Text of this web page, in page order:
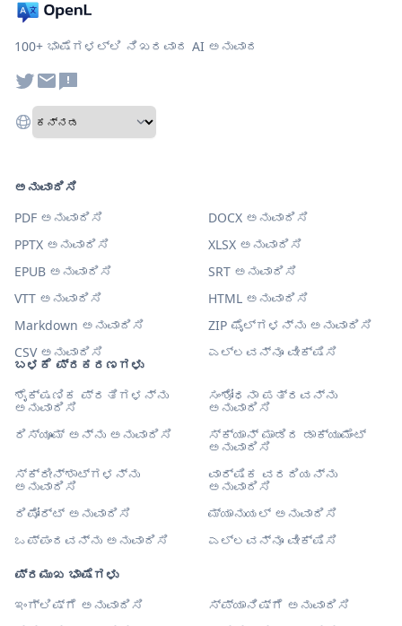
100+ ಭಾಷೆಗಳಲ್ಲಿ ನಿಖರವಾದ AI ಅನುವಾದ
ಬಳಕೆ ಪ್ರಕರಣಗಳು
ಶೈಕ್ಷಣಿಕ ಪ್ರತಿಗಳನ್ನು
ಅನುವಾದಿಸಿ
ಸಂಶೋಧನಾ ಪತ್ರವನ್ನು
ಅನುವಾದಿಸಿ
ರಿಸ್ಯೂಮ್ ಅನ್ನು ಅನುವಾದಿಸಿ
ಸ್ಕ್ಯಾನ್ ಮಾಡಿದ ಡಾಕ್ಯುಮೆಂಟ್
ಅನುವಾದಿಸಿ
ಸ್ಕ್ರೀನ್‌ಶಾಟ್‌ಗಳನ್ನು
ಅನುವಾದಿಸಿ
ವಾರ್ಷಿಕ ವರದಿಯನ್ನು
ಅನುವಾದಿಸಿ
ರಿಪೋರ್ಟ್ ಅನುವಾದಿಸಿ
ಮ್ಯಾನುಯಲ್ ಅನುವಾದಿಸಿ
ಒಪ್ಪಂದವನ್ನು ಅನುವಾದಿಸಿ
ಎಲ್ಲವನ್ನೂ ವೀಕ್ಷಿಸಿ
ಪ್ರಮುಖ ಭಾಷೆಗಳು
ಇಂಗ್ಲಿಷ್‌ಗೆ ಅನುವಾದಿಸಿ
ಸ್ಪ್ಯಾನಿಷ್‌ಗೆ ಅನುವಾದಿಸಿ
ಅನುವಾದಿಸಿ
PDF ಅನುವಾದಿಸಿ
DOCX ಅನುವಾದಿಸಿ
PPTX ಅನುವಾದಿಸಿ
XLSX ಅನುವಾದಿಸಿ
EPUB ಅನುವಾದಿಸಿ
SRT ಅನುವಾದಿಸಿ
VTT ಅನುವಾದಿಸಿ
HTML ಅನುವಾದಿಸಿ
Markdown ಅನುವಾದಿಸಿ
ZIP ಫೈಲ್‌ಗಳನ್ನು ಅನುವಾದಿಸಿ
CSV ಅನುವಾದಿಸಿ
ಎಲ್ಲವನ್ನೂ ವೀಕ್ಷಿಸಿ